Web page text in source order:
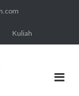
Kuliah